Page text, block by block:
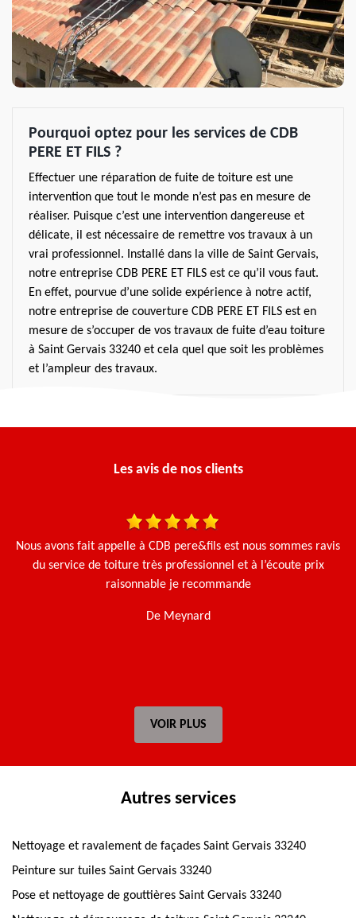
Pourquoi optez pour les services de CDB
PERE ET FILS ?
Effectuer une réparation de fuite de toiture est une
intervention que tout le monde n’est pas en mesure de
réaliser. Puisque c’est une intervention dangereuse et
délicate, il est nécessaire de remettre vos travaux à un
vrai professionnel. Installé dans la ville de Saint Gervais,
notre entreprise CDB PERE ET FILS est ce qu’il vous faut.
En effet, pourvue d’une solide expérience à notre actif,
notre entreprise de couverture CDB PERE ET FILS est en
mesure de s’occuper de vos travaux de fuite d’eau toiture
à Saint Gervais 33240 et cela quel que soit les problèmes
et l’ampleur des travaux.
Les avis de nos clients
Nous avons fait appelle à CDB pere&fils est nous sommes ravis
du service de toiture très professionnel et à l’écoute prix
raisonnable je recommande
De Meynard
VOIR PLUS
Autres services
Nettoyage et ravalement de façades Saint Gervais 33240
Peinture sur tuiles Saint Gervais 33240
Pose et nettoyage de gouttières Saint Gervais 33240